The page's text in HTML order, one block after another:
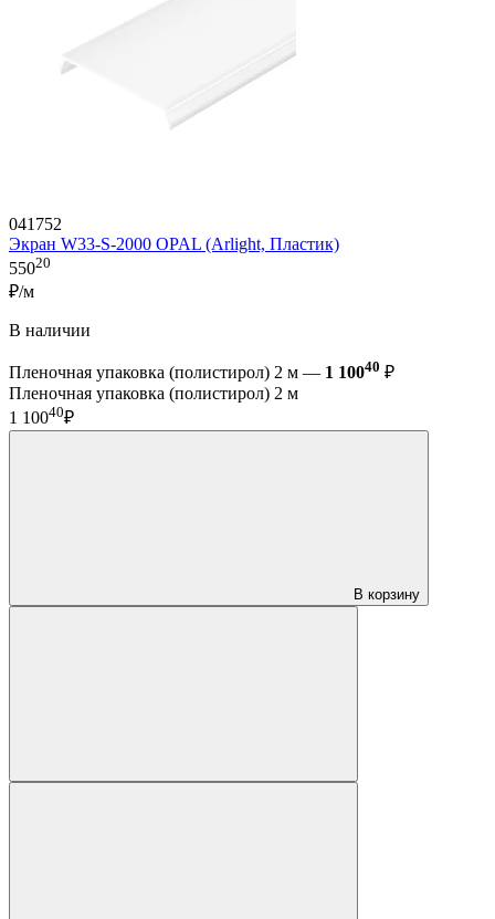
041752
Экран W33-S-2000 OPAL (Arlight, Пластик)
55020
₽/м
В наличии
Пленочная упаковка (полистирол) 2 м — 1 10040 ₽
Пленочная упаковка (полистирол) 2 м
1 10040₽
В корзину